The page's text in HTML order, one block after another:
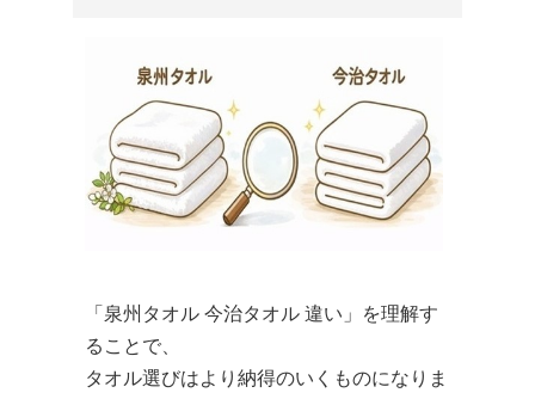
「泉州タオル 今治タオル 違い」を理解す
ることで、
タオル選びはより納得のいくものになりま